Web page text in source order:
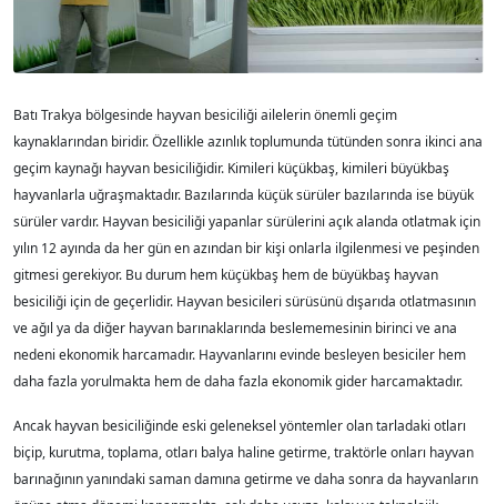
Batı Trakya bölgesinde hayvan besiciliği ailelerin önemli geçim
kaynaklarından biridir. Özellikle azınlık toplumunda tütünden sonra ikinci ana
geçim kaynağı hayvan besiciliğidir. Kimileri küçükbaş, kimileri büyükbaş
hayvanlarla uğraşmaktadır. Bazılarında küçük sürüler bazılarında ise büyük
sürüler vardır. Hayvan besiciliği yapanlar sürülerini açık alanda otlatmak için
yılın 12 ayında da her gün en azından bir kişi onlarla ilgilenmesi ve peşinden
gitmesi gerekiyor. Bu durum hem küçükbaş hem de büyükbaş hayvan
besiciliği için de geçerlidir. Hayvan besicileri sürüsünü dışarıda otlatmasının
ve ağıl ya da diğer hayvan barınaklarında beslememesinin birinci ve ana
nedeni ekonomik harcamadır. Hayvanlarını evinde besleyen besiciler hem
daha fazla yorulmakta hem de daha fazla ekonomik gider harcamaktadır.
Ancak hayvan besiciliğinde eski geleneksel yöntemler olan tarladaki otları
biçip, kurutma, toplama, otları balya haline getirme, traktörle onları hayvan
barınağının yanındaki saman damına getirme ve daha sonra da hayvanların